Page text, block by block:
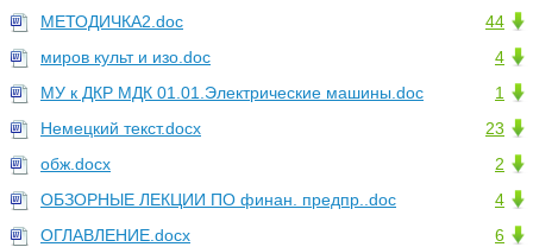
44
МЕТОДИЧКА2.doc
4
миров культ и изо.doc
1
МУ к ДКР МДК 01.01.Электрические машины.doc
23
Немецкий текст.docx
2
обж.docx
4
ОБЗОРНЫЕ ЛЕКЦИИ ПО финан. предпр..doc
6
ОГЛАВЛЕНИЕ.docx